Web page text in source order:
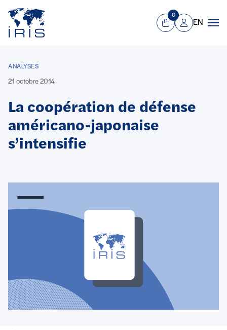
Aller au contenu principal
Panier
0
Mon compte
EN
ANALYSES
21 octobre 2014
La coopération de défense
américano-japonaise
s’intensifie